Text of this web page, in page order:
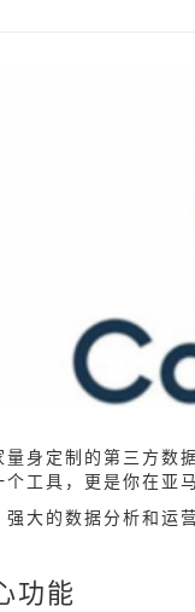
量身定制的第三方
工具，更是你在亚
强大的数据分析和
功能